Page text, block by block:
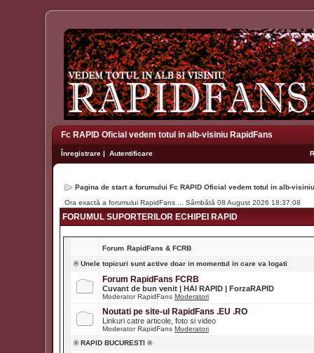
Fc RAPID Oficial vedem totul in alb-visiniu RapidFans
Înregistrare | Autentificare
Pagina de start a forumului Fc RAPID Oficial vedem totul in alb-
Ora exactă a forumului RapidFans ... Sâmbătă 08 August 2026 18:37:08
FORUMUL SUPORTERILOR ECHIPEI RAPID
Forum RapidFans & FCRB
® Unele topicuri sunt active doar in momentul in care va logati
Forum RapidFans FCRB
Cuvant de bun venit | HAI RAPID | ForzaRAPID
Moderator RapidFans Moderatori
Noutati pe site-ul RapidFans .EU .RO
Linkuri catre articole, foto si video
Moderator RapidFans Moderatori
® RAPID BUCURESTI ®